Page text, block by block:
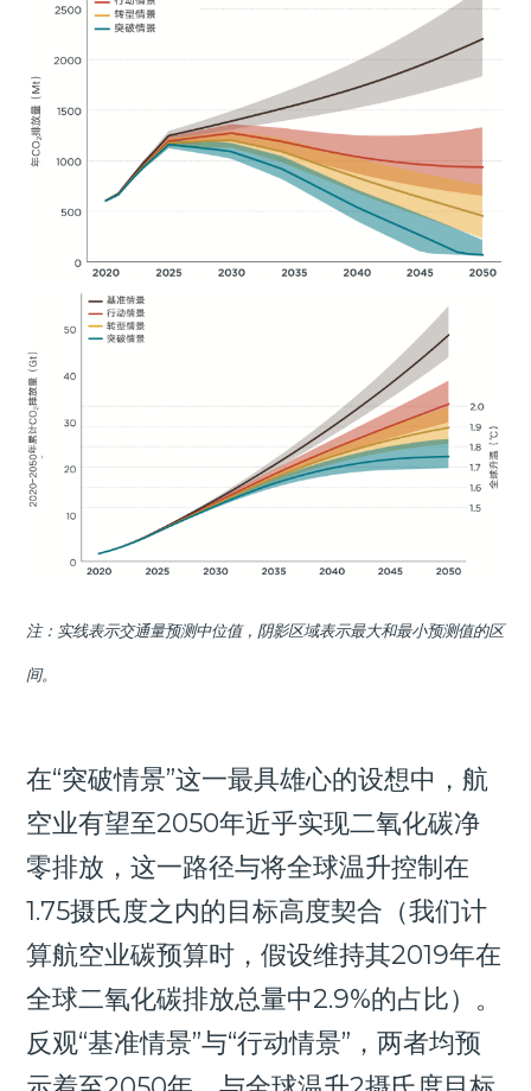
注：实线表示交通量预测中位值，阴影区域表示最大和最小预测值的区
间。
在“突破情景”这一最具雄心的设想中，航
空业有望至2050年近乎实现二氧化碳净
零排放，这一路径与将全球温升控制在
1.75摄氏度之内的目标高度契合（我们计
算航空业碳预算时，假设维持其2019年在
全球二氧化碳排放总量中2.9%的占比）。
反观“基准情景”与“行动情景”，两者均预